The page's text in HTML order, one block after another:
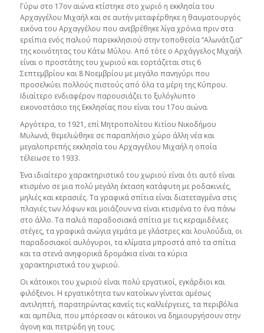
Γύρω στο 17ον αιώνα κτίστηκε στο χωριό η εκκλησία του
Αρχαγγέλου Μιχαήλ και σε αυτήν μεταφέρθηκε η θαυματουργός
εικόνα του Αρχαγγέλου που ανεβρέθηκε λίγα χρόνια πριν στα
ερείπια ενός παλιού παρεκκλησιού στην τοποθεσία “Αλωνάτζια”
της κοινότητας του Κάτω Μύλου. Από τότε ο Αρχάγγελος Μιχαήλ
είναι ο προστάτης του χωριού και εορτάζεται στις 6
Σεπτεμβρίου και 8 Νοεμβρίου με μεγάλο πανηγύρι που
προσελκύει πολλούς πιστούς από όλα τα μέρη της Κύπρου.
Ιδιαίτερο ενδιαφέρον παρουσιάζει το ξυλόγλυπτο
εικονοστάσιο της Εκκλησίας που είναι του 17ου αιώνα.
Αργότερα, το 1921, επί Μητροπολίτου Κιτίου Νικοδήμου
Μυλωνά, θεμελιώθηκε σε παραπλήσιο χώρο άλλη νέα και
μεγαλοπρεπής εκκλησία του Αρχαγγέλου Μιχαήλ η οποία
τέλειωσε το 1933.
Ένα ιδιαίτερο χαρακτηριστικό του χωριού είναι ότι αυτό είναι
κτισμένο σε μια πολύ μεγάλη έκταση κατάφυτη με ροδακινιές,
μηλιές και κερασιές. Τα γραφικά σπίτια είναι διατεταγμένα στις
πλαγιές των λόφων και μοιάζουν να είναι κτισμένα το ένα πάνω
στο άλλο. Τα παλιά παραδοσιακά σπίτια με τις κεραμιδένιες
στέγες, τα γραφικά ανώγια γεμάτα με γλάστρες και λουλούδια, οι
παραδοσιακοί αυλόγυροι, τα κλίματα μπροστά από τα σπίτια
και τα στενά ανηφορικά δρομάκια είναι τα κύρια
χαρακτηριστικά του χωριού.
Οι κάτοικοι του χωριού είναι πολύ εργατικοί, εγκάρδιοι και
φιλόξενοι. Η εργατικότητα των κατοίκων γίνεται αμέσως
αντιληπτή, παρατηρώντας κανείς τις καλλιέργειες, τα περιβόλια
και αμπέλια, που μπόρεσαν οι κάτοικοι να δημιουργήσουν στην
άγονη και πετρώδη γη τους.